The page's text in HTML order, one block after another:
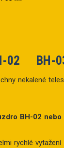
02 BH-
nekalené
BH-02 nebo
rychlé